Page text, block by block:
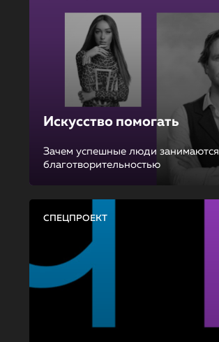
Искусство помогать
Зачем успешные люди занимаются
благотворительностью
СПЕЦПРОЕКТ